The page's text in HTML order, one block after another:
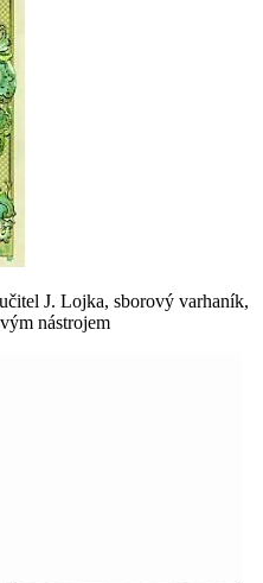
J. Lojka, sborový varhaník,
nástrojem